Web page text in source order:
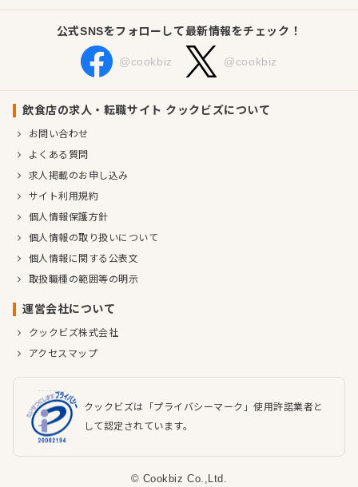
公式SNSをフォローして最新情報をチェック！
@cookbiz @cookbiz
飲食店の求人・転職サイト クックビズについて
お問い合わせ
よくある質問
求人掲載のお申し込み
サイト利用規約
個人情報保護方針
個人情報の取り扱いについて
個人情報に関する公表文
取扱職種の範囲等の明示
運営会社について
クックビズ株式会社
アクセスマップ
クックビズは「プライバシーマーク」使用許諾業者と
して認定されています。
© Cookbiz Co.,Ltd.